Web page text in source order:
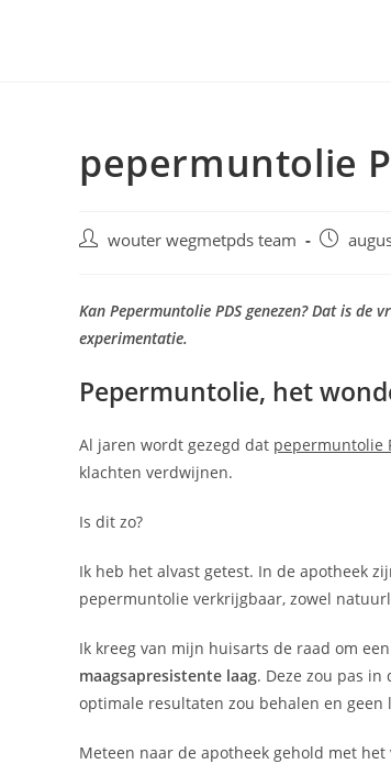
pepermuntolie
Berichtwouter wegmetpds team
Bericht
Kan Pepermuntolie PDS genezen? Dat is
experimentatie.
Pepermuntolie, het
Al jaren wordt gezegd dat pepermuntolie
klachten verdwijnen.
Is dit zo?
Ik heb het alvast getest. In de apotheek
pepermuntolie verkrijgbaar, zowel
Ik kreeg van mijn huisarts de raad om
maagsapresistente laag. Deze zou pas
optimale resultaten zou behalen en
Meteen naar de apotheek gehold met